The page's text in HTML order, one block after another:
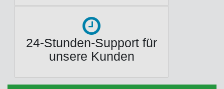
24-Stunden-Support für
unsere Kunden